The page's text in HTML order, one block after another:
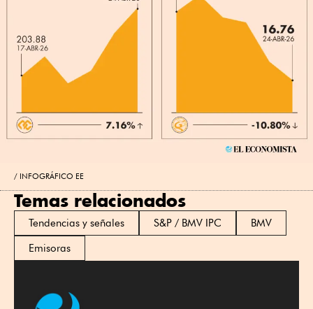
INFOGRÁFICO EE
Temas relacionados
Tendencias y señales S&P / BMV IPC
BMV
Emisoras